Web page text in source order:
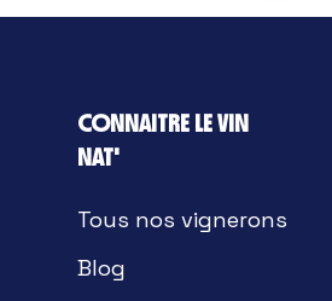
CONNAITRE LE VIN
NAT'
Tous nos vignerons
Blog